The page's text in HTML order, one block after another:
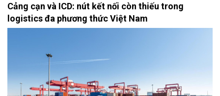
Cảng cạn và ICD: nút kết nối còn thiếu trong
logistics đa phương thức Việt Nam